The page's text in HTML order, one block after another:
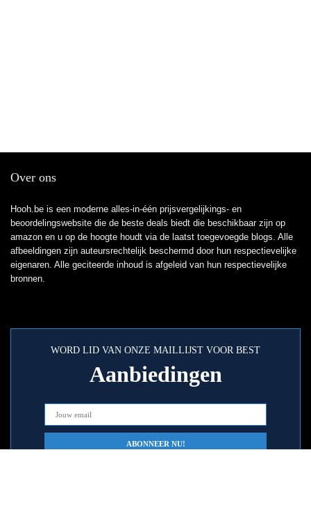
Over ons
Hooh.be is een moderne alles-in-één prijsvergelijkings- en
beoordelingswebsite die de beste deals biedt die beschikbaar zijn op
amazon en u op de hoogte houdt via de laatst toegevoegde blogs. Alle
afbeeldingen zijn auteursrechtelijk beschermd door hun respectievelijke
eigenaren. Alle geciteerde inhoud is afgeleid van hun respectievelijke
bronnen.
WORD LID VAN ONZE MAILLIJST VOOR BEST
Aanbiedingen